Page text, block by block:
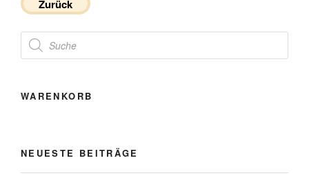
Zurück
Products
search
WARENKORB
NEUESTE BEITRÄGE